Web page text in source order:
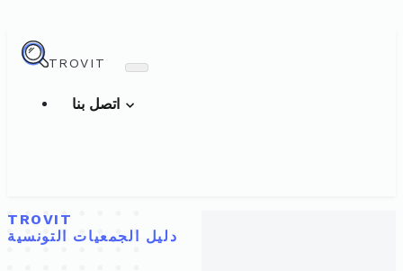
TROVIT
TROVIT
دليل الجمعيات التونسية